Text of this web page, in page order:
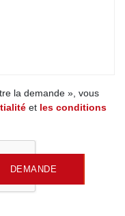
la demande », vous
et les conditions
DEMANDE